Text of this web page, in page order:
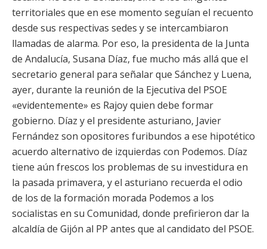
territoriales que en ese momento seguían el recuento
desde sus respectivas sedes y se intercambiaron
llamadas de alarma. Por eso, la presidenta de la Junta
de Andalucía, Susana Díaz, fue mucho más allá que el
secretario general para señalar que Sánchez y Luena,
ayer, durante la reunión de la Ejecutiva del PSOE
«evidentemente» es Rajoy quien debe formar
gobierno. Díaz y el presidente asturiano, Javier
Fernández son opositores furibundos a ese hipotético
acuerdo alternativo de izquierdas con Podemos. Díaz
tiene aún frescos los problemas de su investidura en
la pasada primavera, y el asturiano recuerda el odio
de los de la formación morada Podemos a los
socialistas en su Comunidad, donde prefirieron dar la
alcaldía de Gijón al PP antes que al candidato del PSOE.